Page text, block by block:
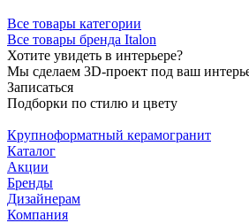
Все товары категории
Все товары бренда Italon
Хотите увидеть в интерьере?
Мы сделаем 3D-проект под ваш
Записаться
Подборки по стилю и цвету
Крупноформатный керамогранит
Каталог
Акции
Бренды
Дизайнерам
Компания